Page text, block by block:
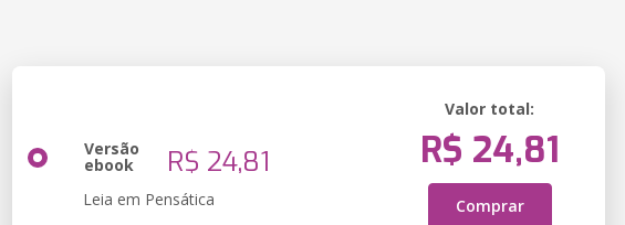
Versão
ebook R$ 24,81
Leia em Pensática
Valor total:
R$ 24,81
Comprar